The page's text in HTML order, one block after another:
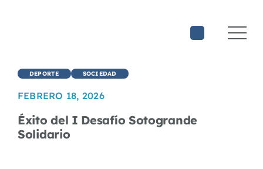
DEPORTE SOCIEDAD
FEBRERO 18, 2026
Éxito del I Desafío Sotogrande
Solidario